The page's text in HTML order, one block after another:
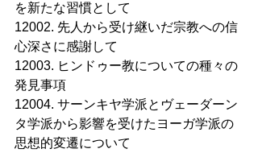
を新たな習慣として
12002. 先人から受け継いだ宗教への信
心深さに感謝して
12003. ヒンドゥー教についての種々の
発見事項
12004. サーンキヤ学派とヴェーダーン
タ学派から影響を受けたヨーガ学派の
思想的変遷について